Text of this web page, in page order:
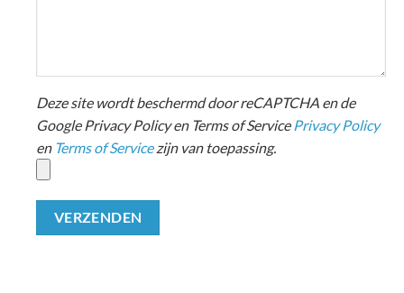
Deze site wordt beschermd door reCAPTCHA en de
Google Privacy Policy en Terms of Service Privacy Policy
en Terms of Servicezijn van toepassing.